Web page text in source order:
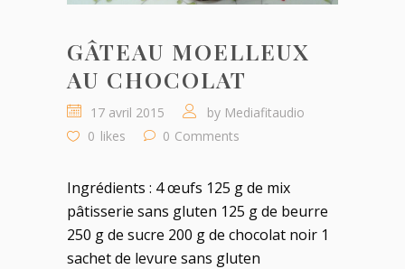
GÂTEAU MOELLEUX
AU CHOCOLAT
17 avril 2015 by Mediafitaudio
0 likes 0 Comments
Ingrédients : 4 œufs 125 g de mix
pâtisserie sans gluten 125 g de beurre
250 g de sucre 200 g de chocolat noir 1
sachet de levure sans gluten